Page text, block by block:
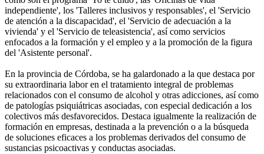
independiente', los 'Talleres inclusivos y responsables', el 'Servicio
de atención a la discapacidad', el 'Servicio de adecuación a la
vivienda' y el 'Servicio de teleasistencia', así como servicios
enfocados a la formación y el empleo y a la promoción de la figura
del 'Asistente personal'.
En la provincia de Córdoba, se ha galardonado a la que destaca por
su extraordinaria labor en el tratamiento integral de problemas
relacionados con el consumo de alcohol y otras adicciones, así como
de patologías psiquiátricas asociadas, con especial dedicación a los
colectivos más desfavorecidos. Destaca igualmente la realización de
formación en empresas, destinada a la prevención o a la búsqueda
de soluciones eficaces a los problemas derivados del consumo de
sustancias psicoactivas y conductas asociadas.